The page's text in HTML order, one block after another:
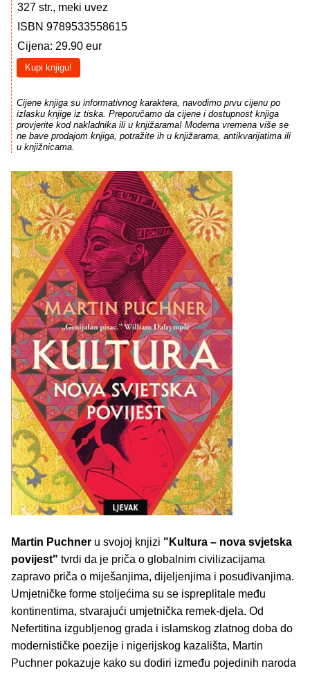
327 str., meki uvez
ISBN 9789533558615
Cijena: 29.90 eur
Kupi knjigu!
Cijene knjiga su informativnog karaktera, navodimo prvu cijenu po
izlasku knjige iz tiska. Preporučamo da cijene i dostupnost knjiga
provjerite kod nakladnika ili u knjižarama! Moderna vremena više se
ne bave prodajom knjiga, potražite ih u knjižarama, antikvarijatima ili
u knjižnicama.
Martin Puchner u svojoj knjizi "Kultura – nova svjetska
povijest" tvrdi da je priča o globalnim civilizacijama
zapravo priča o miješanjima, dijeljenjima i posuđivanjima.
Umjetničke forme stoljećima su se ispreplitale među
kontinentima, stvarajući umjetnička remek-djela. Od
Nefertitina izgubljenog grada i islamskog zlatnog doba do
modernističke poezije i nigerijskog kazališta, Martin
Puchner pokazuje kako su dodiri između pojedinih naroda